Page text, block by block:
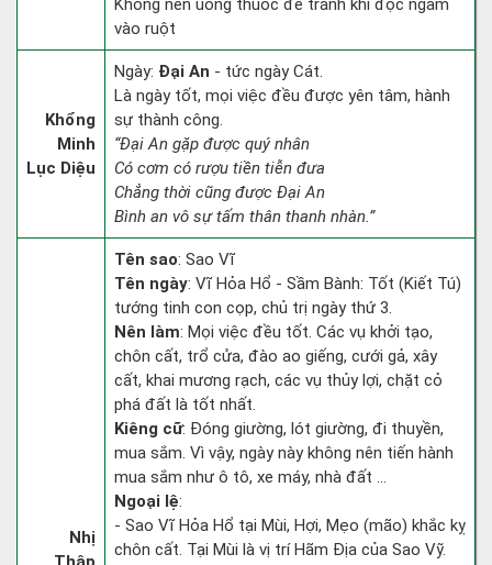
Không nên uống thuốc để tránh khí độc ngấm
vào ruột
Khổng
Minh
Lục Diệu
Ngày: Đại An - tức ngày Cát.
Là ngày tốt, mọi việc đều được yên tâm, hành
sự thành công.
“Đại An gặp được quý nhân
Có cơm có rượu tiền tiễn đưa
Chẳng thời cũng được Đại An
Bình an vô sự tấm thân thanh nhàn.”
Nhị
Tên sao: Sao Vĩ
Tên ngày: Vĩ Hỏa Hổ - Sầm Bành: Tốt (Kiết Tú)
tướng tinh con cọp, chủ trị ngày thứ 3.
Nên làm: Mọi việc đều tốt. Các vụ khởi tạo,
chôn cất, trổ cửa, đào ao giếng, cưới gả, xây
cất, khai mương rạch, các vụ thủy lợi, chặt cỏ
phá đất là tốt nhất.
Kiêng cữ: Đóng giường, lót giường, đi thuyền,
mua sắm. Vì vậy, ngày này không nên tiến hành
mua sắm như ô tô, xe máy, nhà đất ...
Ngoại lệ:
- Sao Vĩ Hỏa Hổ tại Mùi, Hợi, Mẹo (mão) khắc kỵ
chôn cất. Tại Mùi là vị trí Hãm Địa của Sao Vỹ.